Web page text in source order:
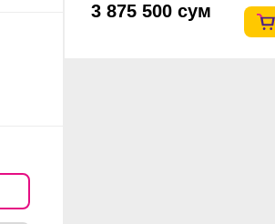
3 875 500 сум